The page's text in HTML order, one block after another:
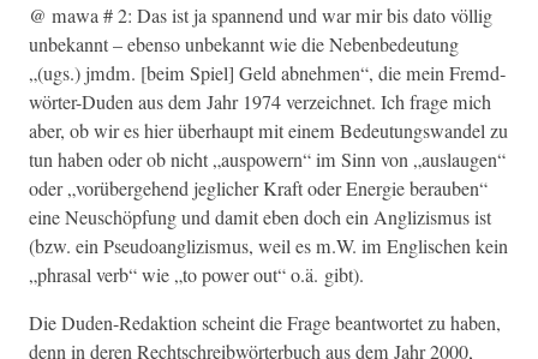
@ mawa # 2: Das ist ja span­nend und war mir bis dato völ­lig
unbekan­nt – eben­so unbekan­nt wie die Nebenbe­deu­tung
„(ugs.) jmdm. [beim Spiel] Geld abnehmen“, die mein Fremd­
wörter-Duden aus dem Jahr 1974 verze­ich­net. Ich frage mich
aber, ob wir es hier über­haupt mit einem Bedeu­tungswan­del zu
tun haben oder ob nicht „aus­pow­ern“ im Sinn von „aus­lau­gen“
oder „vorüberge­hend jeglich­er Kraft oder Energie berauben“
eine Neuschöp­fung und damit eben doch ein Anglizis­mus ist
(bzw. ein Pseudoan­glizis­mus, weil es m.W. im Englis­chen kein
„phrasal verb“ wie „to pow­er out“ o.ä. gibt).
Die Duden-Redak­tion scheint die Frage beant­wortet zu haben,
denn in deren Rechtschreib­wörter­buch aus dem Jahr 2000,